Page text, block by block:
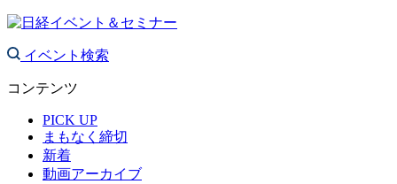
イベント検索
コンテンツ
PICK UP
まもなく締切
新着
動画アーカイブ